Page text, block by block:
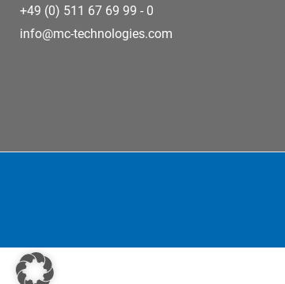
+49 (0) 511 67 69 99 - 0
info@mc-technologies.com